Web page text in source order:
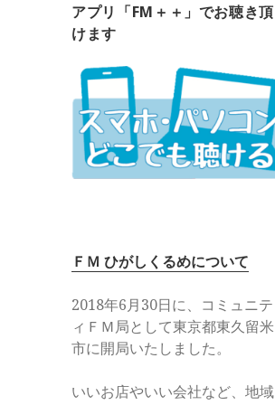
アプリ「FM＋＋」でお聴き頂
けます
ＦＭ ひがしくるめについて
2018年6月30日に、コミュニテ
ィＦＭ局として東京都東久留米
市に開局いたしました。
いいお店やいい会社など、地域